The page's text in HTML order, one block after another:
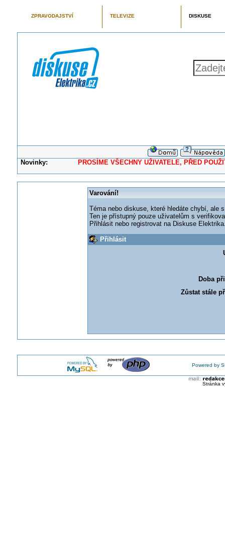
ZPRAVODAJSTVÍ TELEVIZE DISKUSE
Novinky: PROSÍME VŠECHNY UŽIVATELE, PŘED
Varování!
Téma nebo diskuse, které hledáte chybí, ale
Ten je přístupný pouze uživatelům s
Přihlásit nebo registrovat na Diskuse
Přihlásit
Doba
Zůstat stále
Powered by
Stránka